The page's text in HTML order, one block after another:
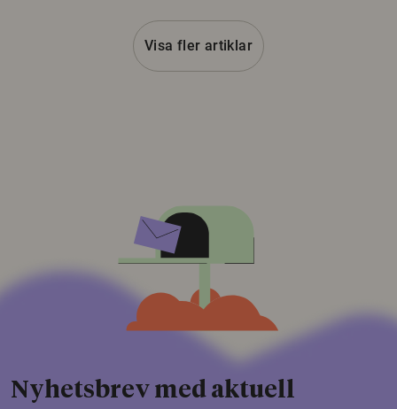
Visa fler artiklar
Nyhetsbrev med aktuell